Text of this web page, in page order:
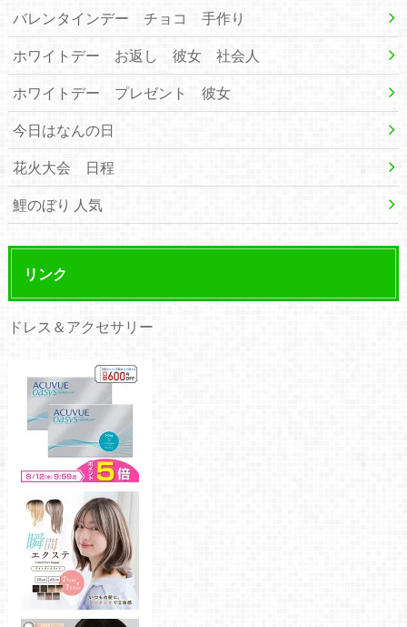
バレンタインデー チョコ 手作り
ホワイトデー お返し 彼女 社会人
ホワイトデー プレゼント 彼女
今日はなんの日
花火大会 日程
鯉のぼり 人気
リンク
ドレス＆アクセサリー